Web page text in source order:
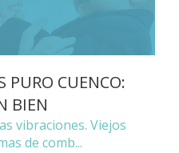
PURO CUENCO:
BIEN
vibraciones. Viejos
de comb...